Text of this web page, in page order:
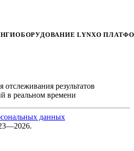
ОБОРУДОВАНИЕ LYNXО
результатов
в реальном времени
данных